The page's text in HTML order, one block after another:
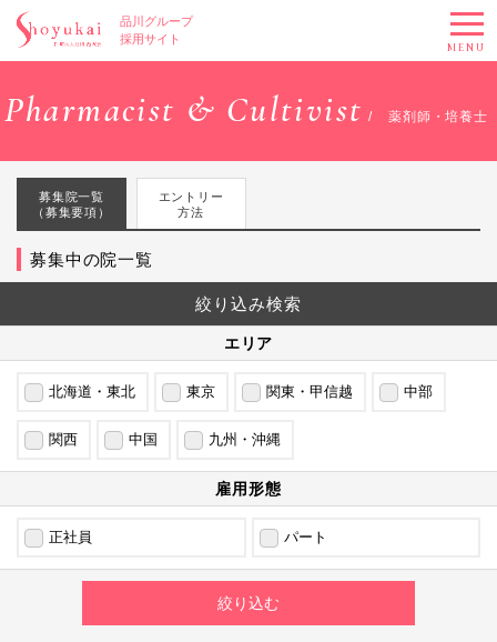
品川グループ
採用サイト
MENU
Pharmacist & Cultivist 薬剤師・培養士
募集院一覧
（募集要項）
エントリー
方法
募集中の院一覧
絞り込み検索
エリア
北海道・東北 東京 関東・甲信越 中部
関西 中国 九州・沖縄
雇用形態
正社員 パート